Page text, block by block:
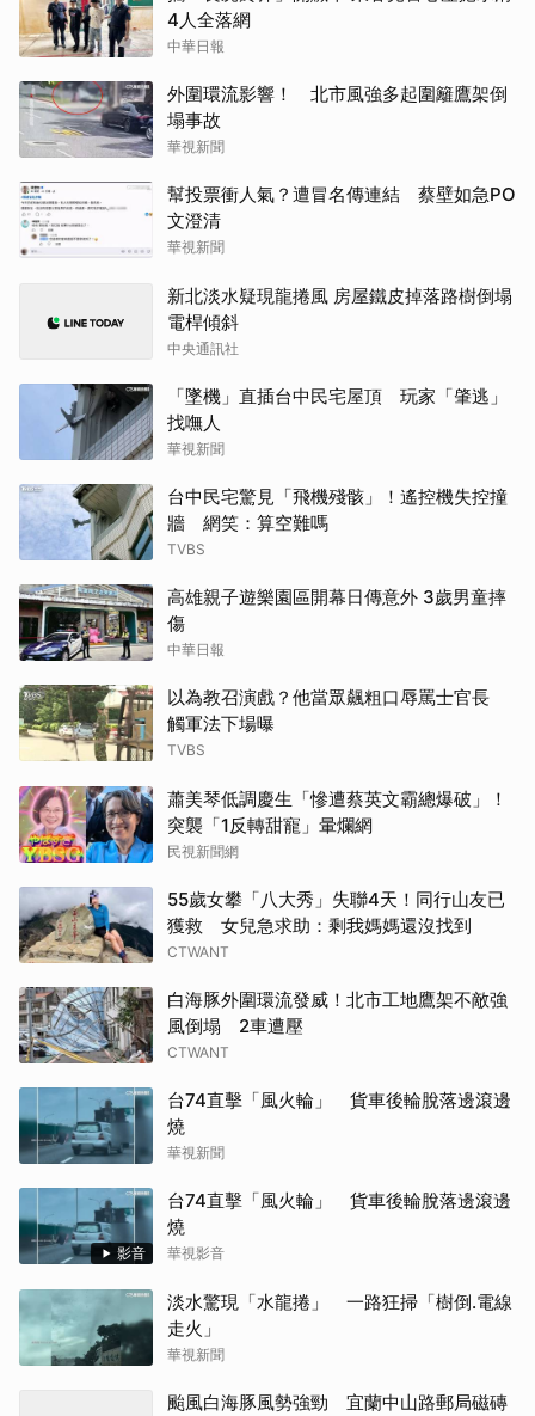
4人全落網
中華日報
外圍環流影響！ 北市風強多起圍籬鷹架倒
塌事故
華視新聞
幫投票衝人氣？遭冒名傳連結 蔡壁如急PO
文澄清
華視新聞
新北淡水疑現龍捲風 房屋鐵皮掉落路樹倒塌
電桿傾斜
中央通訊社
「墜機」直插台中民宅屋頂 玩家「肇逃」
找嘸人
華視新聞
台中民宅驚見「飛機殘骸」！遙控機失控撞
牆 網笑：算空難嗎
TVBS
高雄親子遊樂園區開幕日傳意外 3歲男童摔
傷
中華日報
以為教召演戲？他當眾飆粗口辱罵士官長
觸軍法下場曝
TVBS
蕭美琴低調慶生「慘遭蔡英文霸總爆破」！
突襲「1反轉甜寵」暈爛網
民視新聞網
55歲女攀「八大秀」失聯4天！同行山友已
獲救 女兒急求助：剩我媽媽還沒找到
CTWANT
白海豚外圍環流發威！北市工地鷹架不敵強
風倒塌 2車遭壓
CTWANT
台74直擊「風火輪」 貨車後輪脫落邊滾邊
燒
華視新聞
影音
台74直擊「風火輪」 貨車後輪脫落邊滾邊
燒
華視影音
淡水驚現「水龍捲」 一路狂掃「樹倒.電線
走火」
華視新聞
颱風白海豚風勢強勁 宜蘭中山路郵局磁磚